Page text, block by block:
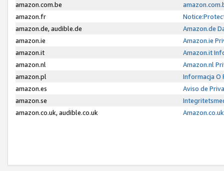
amazon.com.be
amazon.fr
amazon.de, audible.de
Amazon.de
amazon.ie
Amazon.ie
amazon.it
Amazon.it
amazon.nl
Amazon.nl
amazon.pl
Informacja O
amazon.es
Aviso de
amazon.se
amazon.co.uk, audible.co.uk